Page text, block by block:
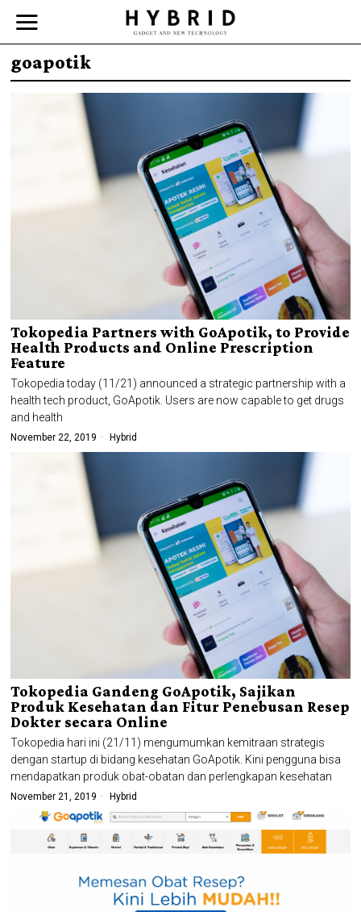
goapotik
Tokopedia Partners with GoApotik, to Provide
Health Products and Online Prescription
Feature
Tokopedia today (11/21) announced a strategic partnership with a
health tech product, GoApotik. Users are now capable to get drugs
and health
November 22, 2019 Hybrid
Tokopedia Gandeng GoApotik, Sajikan
Produk Kesehatan dan Fitur Penebusan Resep
Dokter secara Online
Tokopedia hari ini (21/11) mengumumkan kemitraan strategis
dengan startup di bidang kesehatan GoApotik. Kini pengguna bisa
mendapatkan produk obat-obatan dan perlengkapan kesehatan
November 21, 2019 Hybrid